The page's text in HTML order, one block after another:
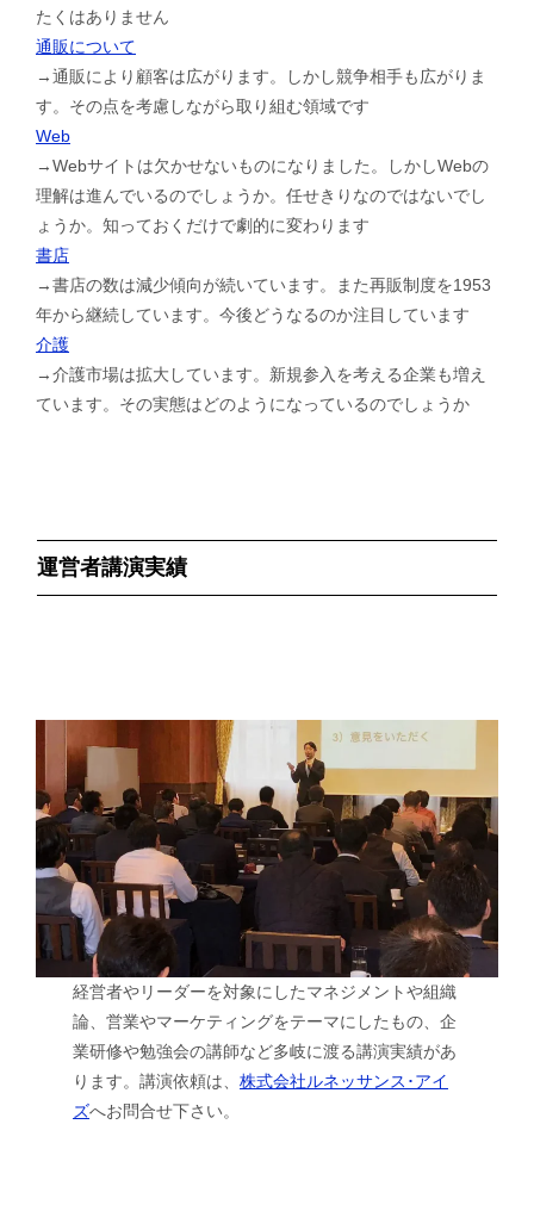
たくはありません
通販について
→通販により顧客は広がります。しかし競争相手も広がりま
す。その点を考慮しながら取り組む領域です
Web
→Webサイトは欠かせないものになりました。しかしWebの
理解は進んでいるのでしょうか。任せきりなのではないでし
ょうか。知っておくだけで劇的に変わります
書店
→書店の数は減少傾向が続いています。また再販制度を1953
年から継続しています。今後どうなるのか注目しています
介護
→介護市場は拡大しています。新規参入を考える企業も増え
ています。その実態はどのようになっているのでしょうか
運営者講演実績
経営者やリーダーを対象にしたマネジメントや組織
論、営業やマーケティングをテーマにしたもの、企
業研修や勉強会の講師など多岐に渡る講演実績があ
ります。講演依頼は、株式会社ルネッサンス･アイ
ズへお問合せ下さい。